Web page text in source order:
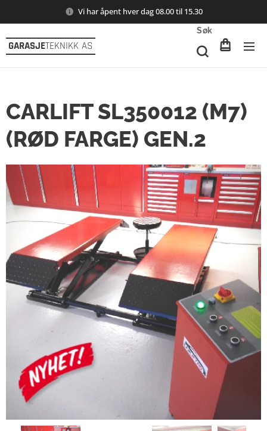
Vi har åpent hver dag 08.00 til 15.30
GARASJETEKNIKK AS
Søk
CARLIFT SL350012 (M7)
(RØD FARGE) GEN.2